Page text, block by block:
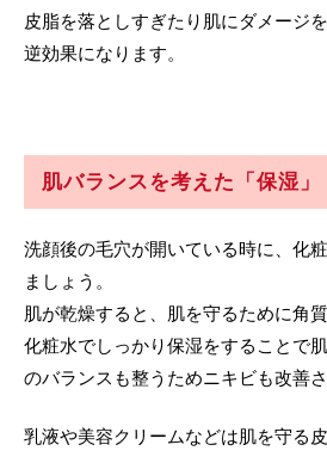
皮脂を落としすぎたり肌にダメージ
逆効果になります。
肌バランスを考えた 「保湿」
洗顔後の毛穴が開いている時に、化
ましょう。
肌が乾燥すると、肌を守るために角
化粧水でしっかり保湿をすることで
のバランスも整うためニキビも改善さ
乳液や美容クリームなどは肌を守る